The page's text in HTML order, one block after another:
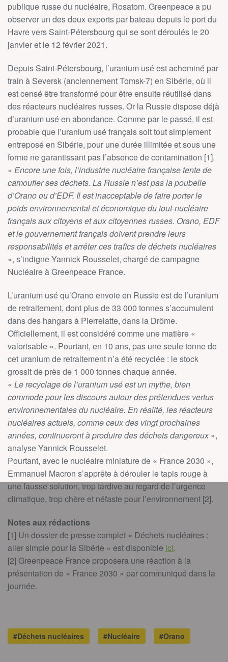
publique russe du nucléaire, Rosatom. Greenpeace a pu
observer un des deux exports par bateau depuis le port du
Havre vers Saint-Pétersbourg qui se sont déroulés le 20
janvier et le 12 février 2021.
Depuis Saint-Pétersbourg, l’uranium usé est acheminé par
train à Seversk (anciennement Tomsk-7) en Sibérie, où il
est censé être transformé pour être ensuite réutilisé dans
des réacteurs nucléaires russes. Or la Russie dispose déjà
d’uranium usé en abondance. Comme par le passé, il est
probable que l’uranium usé français soit tout simplement
entreposé en Sibérie, pour une durée illimitée et sous une
forme ne garantissant pas l’absence de contamination [1].
« Encore une fois, l’industrie nucléaire française tente de
camoufler ses déchets. La Russie n’est pas la poubelle
d’Orano ou d’EDF. Il est inacceptable de faire porter le
poids environnemental et économique du tout-nucléaire
français aux citoyens et aux citoyennes russes. Orano, EDF
et le gouvernement français doivent prendre leurs
responsabilités et arrêter ces trafics de déchets nucléaires
», s’indigne Yannick Rousselet, chargé de campagne
Nucléaire à Greenpeace France.
L’uranium usé qu’Orano envoie en Russie est de l’uranium
de retraitement, dont plus de 33 000 tonnes s’accumulent
dans des hangars à Pierrelatte, dans la Drôme.
Officiellement, il est considéré comme une matière «
valorisable ». Pourtant, en 10 ans, pas une seule tonne de
cet uranium de retraitement n’a été recyclée : le stock
grossit de près de 1 000 tonnes chaque année.
« Le recyclage de l’uranium usé est un mythe, bien
commode pour les discours autour des prétendues vertus
environnementales du nucléaire. En réalité, les réacteurs
nucléaires actuels, comme ceux des vingt prochaines
années, continueront à produire des déchets dangereux»,
analyse Yannick Rousselet.
Pourtant, avec le nucléaire miniature de « France 2030 »,
Emmanuel Macron s’apprête à dérouler le tapis rouge à
une fausse solution, trop tardive au regard de l’urgence
climatique, trop chère et néfaste pour l’environnement [2].
Notes aux rédactions
[1] Un dossier de presse complet « Déchets nucléaires :
aller simple pour la Sibérie » est disponible ici.
[2] Greenpeace France proposera une réaction à la
présentation de « France 2030 » par communiqué dans la
journée.
#Déchets nucléaires #Nucléaire #Orano